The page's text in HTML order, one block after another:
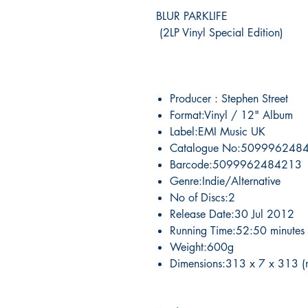
BLUR PARKLIFE
(2LP Vinyl Special Edition)
Producer : Stephen Street
Format:Vinyl / 12" Album
Label:EMI Music UK
Catalogue
Barcode:5099962484213
Genre:Indie/Alternative
No of Discs:2
Release Date:30 Jul 2012
Running Time:52:50 minutes
Weight:600g
Dimensions:313 x 7 x 313